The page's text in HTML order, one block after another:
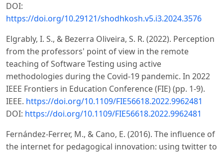
DOI:
https://doi.org/10.29121/shodhkosh.v5.i3.2024.3576
Elgrably, I. S., & Bezerra Oliveira, S. R. (2022). Perception
from the professors' point of view in the remote
teaching of Software Testing using active
methodologies during the Covid-19 pandemic. In 2022
IEEE Frontiers in Education Conference (FIE) (pp. 1-9).
IEEE. https://doi.org/10.1109/FIE56618.2022.9962481
DOI: https://doi.org/10.1109/FIE56618.2022.9962481
Fernández-Ferrer, M., & Cano, E. (2016). The influence of
the internet for pedagogical innovation: using twitter to